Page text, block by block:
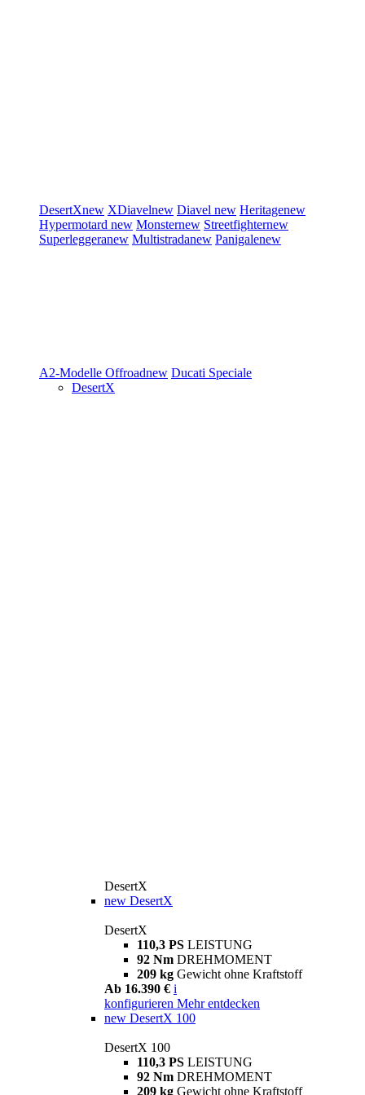
DesertXnew XDiavelnew Diavel new Heritagenew
Hypermotard new Monsternew Streetfighternew
Superleggeranew Multistradanew Panigalenew
A2-Modelle Offroadnew Ducati Speciale
DesertX
DesertX
new DesertX
DesertX
110,3 PS LEISTUNG
92 Nm DREHMOMENT
209 kg Gewicht ohne Kraftstoff
Ab 16.390 € i
konfigurieren Mehr entdecken
new DesertX 100
DesertX 100
110,3 PS LEISTUNG
92 Nm DREHMOMENT
209 kg Gewicht ohne Kraftstoff